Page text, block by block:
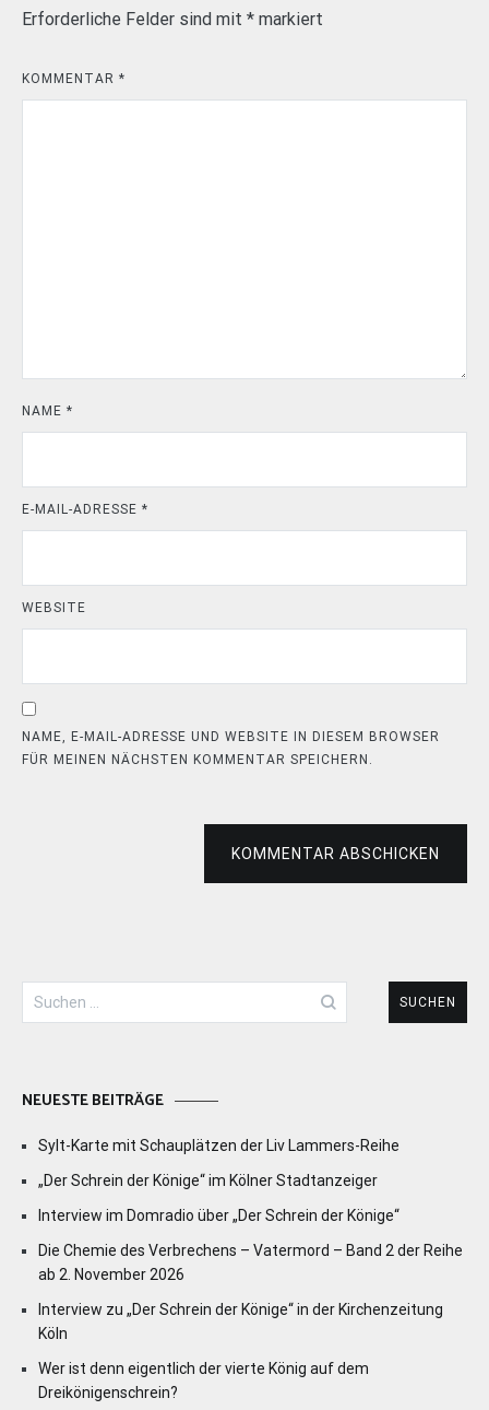
Erforderliche Felder sind mit * markiert
KOMMENTAR *
NAME *
E-MAIL-ADRESSE *
WEBSITE
NAME, E-MAIL-ADRESSE UND WEBSITE IN DIESEM BROWSER
FÜR MEINEN NÄCHSTEN KOMMENTAR SPEICHERN.
KOMMENTAR ABSCHICKEN
Suchen
nach:
NEUESTE BEITRÄGE
Sylt-Karte mit Schauplätzen der Liv Lammers-Reihe
„Der Schrein der Könige“ im Kölner Stadtanzeiger
Interview im Domradio über „Der Schrein der Könige“
Die Chemie des Verbrechens – Vatermord – Band 2 der Reihe
ab 2. November 2026
Interview zu „Der Schrein der Könige“ in der Kirchenzeitung
Köln
Wer ist denn eigentlich der vierte König auf dem
Dreikönigenschrein?